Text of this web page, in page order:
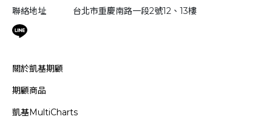
聯絡地址
台北市重慶南路一段2號12、13樓
關於凱基期顧
期顧商品
凱基MultiCharts